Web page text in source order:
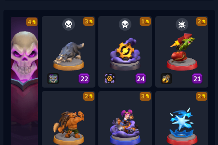
4 3
22
1
24
2
21
2 3 2